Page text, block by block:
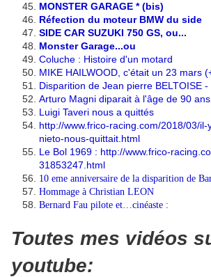
MONSTER GARAGE * (bis)
Réfection du moteur BMW du side
SIDE CAR SUZUKI 750 GS, ou...
Monster Garage...ou
Coluche : Histoire d'un motard
MIKE HAILWOOD, c'était un 23 mars
Disparition de Jean pierre BELTOISE
Arturo Magni diparait à l'âge de 90
Luigi Taveri nous a quittés
http://www.frico-racing.com/2018/03/
nieto-nous-quittait.html
Le Bol 1969 : http://www.frico-
31853247.html
10 eme anniversaire de la disparition de
Hommage à Christian LEON
Bernard Fau pilote et…cinéaste :
Toutes mes vidéos
youtube: